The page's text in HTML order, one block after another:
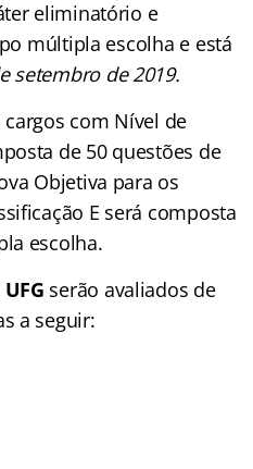
eliminatório e
múltipla escolha e está
setembro de 2019.
com Nível de
de 50 questões de
Objetiva para os
E será composta
escolha.
serão avaliados de
a seguir: